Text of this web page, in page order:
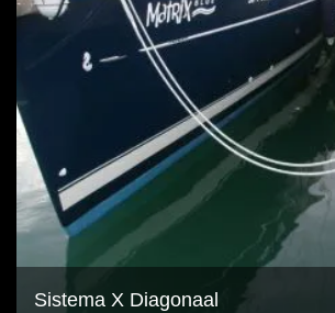
Sistema X Diagonaal